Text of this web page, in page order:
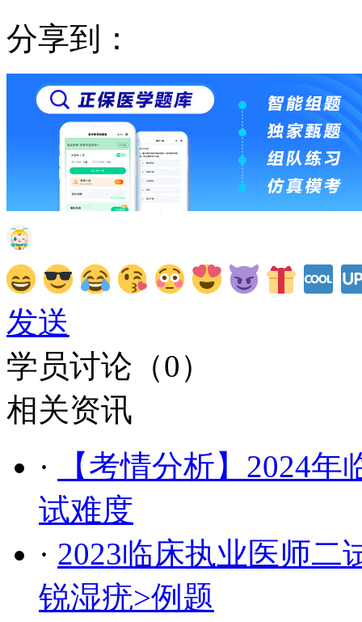
分享到：
发送
学员讨论（0）
相关资讯
·
【考情分析】2024
试难度
· 2023临床执业医师二
锐湿疣>例题